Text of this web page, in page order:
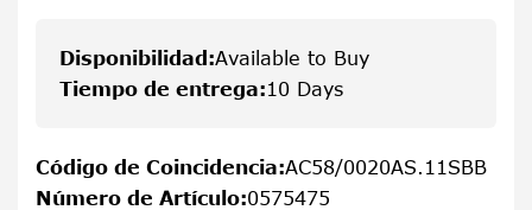
Disponibilidad :Available to Buy
Tiempo de entrega:10 Days
Código de Coincidencia:AC58/0020AS.11SBB
Número de Artículo:0575475